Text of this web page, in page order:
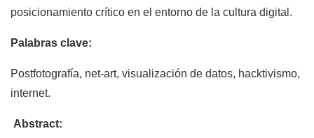
posicionamiento crítico en el entorno de la cultura digital.
Palabras clave:
Postfotografía, net-art, visualización de datos, hacktivismo,
internet.
Abstract: